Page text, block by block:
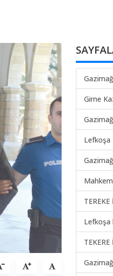
Girne
Lefkoşa
Lefkoşa